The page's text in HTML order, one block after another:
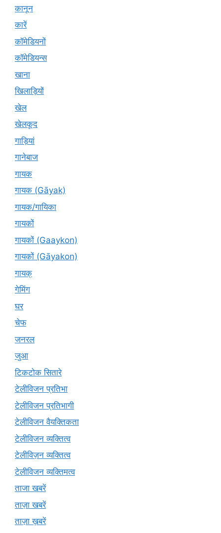
कानून
कारें
कॉमेडियनों
कॉमेडियन्स
खाना
खिलाड़ियों
खेल
खेलकूद
गाड़ियां
गानेबाज
गायक
गायक (Gāyak)
गायक/गायिका
गायकों
गायकों (Gaaykon)
गायकों (Gāyakon)
गायक्
गेमिंग
घर
चेफ
जनरल
जुआ
टिकटोक सितारे
टेलीविजन प्रतिभा
टेलीविजन प्रतिभागी
टेलीविजन वैयक्तिकता
टेलीविजन व्यक्तित्व
टेलीविज़न व्यक्तित्व
टेलीविजन व्यक्तिमत्व
ताजा खबरें
ताज़ा खबरें
ताज़ा ख़बरें